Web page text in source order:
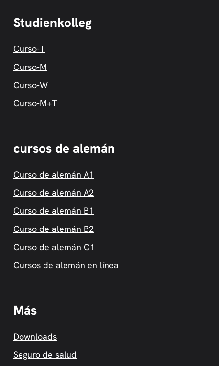
Studienkolleg
Curso-T
Curso-M
Curso-W
Curso-M+T
cursos de alemán
Curso de alemán A1
Curso de alemán A2
Curso de alemán B1
Curso de alemán B2
Curso de alemán C1
Cursos de alemán en línea
Más
Downloads
Seguro de salud